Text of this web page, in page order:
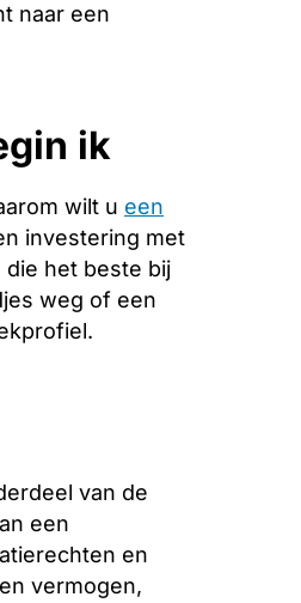
naar een
ik
wilt u een
investering met
het beste bij
weg of een
van de
een
en
vermogen,